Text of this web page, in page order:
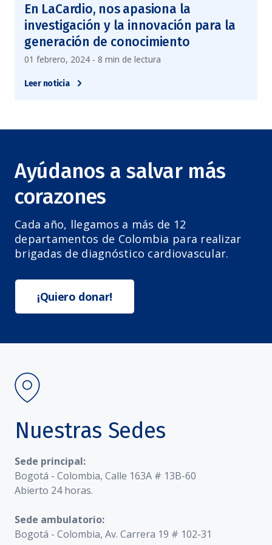
En LaCardio, nos apasiona la
investigación y la innovación para la
generación de conocimiento
01 febrero, 2024 - 8 min de lectura
Leer noticia
Ayúdanos a salvar más
corazones
Cada año, llegamos a más de 12
departamentos de Colombia para realizar
brigadas de diagnóstico cardiovascular.
¡Quiero donar!
Nuestras Sedes
Sede principal:
Bogotá - Colombia, Calle 163A # 13B-60
Abierto 24 horas.
Sede ambulatorio:
Bogotá - Colombia, Av. Carrera 19 # 102-31